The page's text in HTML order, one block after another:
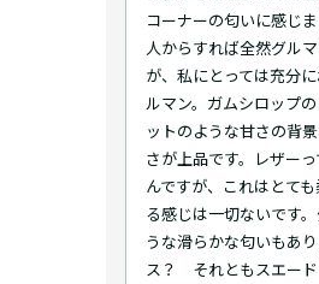
コーナーの匂いに感じ
人からすれば全然グル
が、私にとっては充分
ルマン。ガムシロップ
ットのような甘さの背
さが上品です。レザー
んですが、これはとて
る感じは一切ないです
うな滑らかな匂いもあ
ス？ それともスエー